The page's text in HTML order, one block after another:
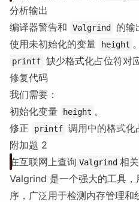
分析输出
编译器警告和
Valgrind
的输
使用未初始化的变量
height 。
printf 缺少格式化占位符对
修复代码
我们需要：
初始化变量
height 。
修正
printf 调用中的格式化
附加题 2
在互联网上查询 Valgrind 相
Valgrind 是一个强大的工具
序，广泛用于检测内存管理和